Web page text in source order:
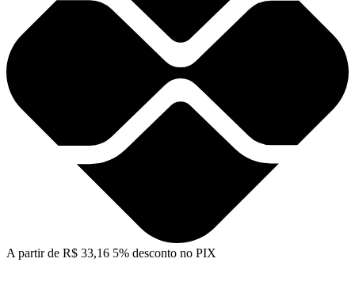
A partir de R$ 33,16 5% desconto no PIX